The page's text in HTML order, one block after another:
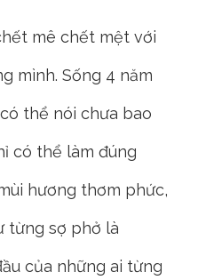
mê chết mệt với
mình. Sống 4 năm
thể nói chưa bao
có thể làm đúng
hương thơm phức,
từng sợ phở là
của những ai từng